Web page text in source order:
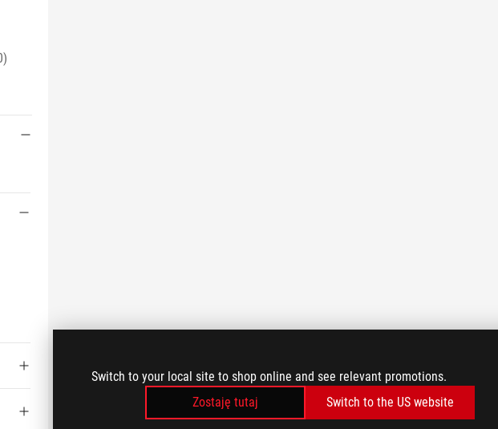
Switch to your local site to shop online and see relevant promotions.
Zostaję tutaj
Switch to the US website